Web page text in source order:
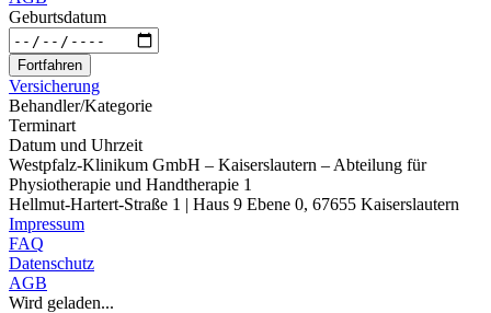
Geburtsdatum
Fortfahren
Versicherung
Behandler/Kategorie
Terminart
Datum und Uhrzeit
Westpfalz-Klinikum GmbH – Kaiserslautern – Abteilung für
Physiotherapie und Handtherapie 1
Hellmut-Hartert-Straße 1 | Haus 9 Ebene 0, 67655 Kaiserslautern
Impressum
FAQ
Datenschutz
AGB
Wird geladen...